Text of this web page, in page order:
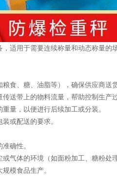
适用于需要连续称量和动态称量
食、糖、油脂等），确保供应商送
送带上的物料流量，帮助控制生产
量，以便进行后续加工或分装。
或配送的要求。
确性。
气体的环境（如面粉加工、糖粉处
模食品生产。